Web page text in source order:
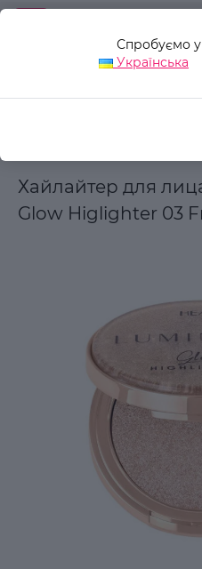
Спробуємо
Українська
Хайлайтер для
Glow Higlighter 03